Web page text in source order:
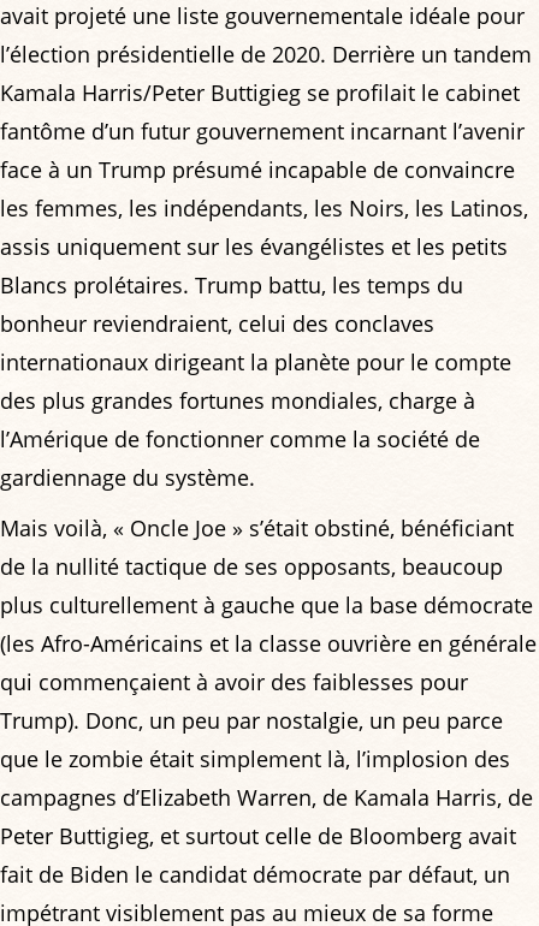
avait projeté une liste gouvernementale idéale pour
l’élection présidentielle de 2020. Derrière un tandem
Kamala Harris/Peter Buttigieg se profilait le cabinet
fantôme d’un futur gouvernement incarnant l’avenir
face à un Trump présumé incapable de convaincre
les femmes, les indépendants, les Noirs, les Latinos,
assis uniquement sur les évangélistes et les petits
Blancs prolétaires. Trump battu, les temps du
bonheur reviendraient, celui des conclaves
internationaux dirigeant la planète pour le compte
des plus grandes fortunes mondiales, charge à
l’Amérique de fonctionner comme la société de
gardiennage du système.
Mais voilà, « Oncle Joe » s’était obstiné, bénéficiant
de la nullité tactique de ses opposants, beaucoup
plus culturellement à gauche que la base démocrate
(les Afro-Américains et la classe ouvrière en générale
qui commençaient à avoir des faiblesses pour
Trump). Donc, un peu par nostalgie, un peu parce
que le zombie était simplement là, l’implosion des
campagnes d’Elizabeth Warren, de Kamala Harris, de
Peter Buttigieg, et surtout celle de Bloomberg avait
fait de Biden le candidat démocrate par défaut, un
impétrant visiblement pas au mieux de sa forme